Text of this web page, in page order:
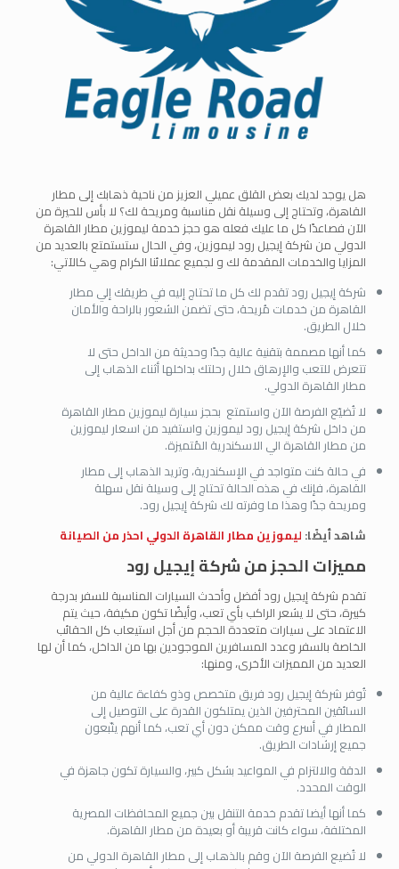
هل يوجد لديك بعض القلق عميلي العزيز من ناحية ذهابك إلى مطار
القاهرة، وتحتاج إلى وسيلة نقل مناسبة ومريحة لك؟ لا بأس للحيرة من
الآن فصاعدًا كل ما عليك فعله هو حجز خدمة ليموزين مطار القاهرة
الدولي من شركة إيجيل رود ليموزين، وفي الحال ستستمتع بالعديد من
المزايا والخدمات المقدمة لك و لجميع عملائنا الكرام وهي كالآتي:
شركة إيجيل رود تقدم لك كل ما تحتاج إليه في طريقك إلي مطار
القاهرة من خدمات مُريحة، حتى تضمن الشعور بالراحة والأمان
خلال الطريق.
كما أنها مصممة بتقنية عالية جدًا وحديثة من الداخل حتى لا
تتعرض للتعب والإرهاق خلال رحلتك بداخلها أثناء الذهاب إلى
مطار القاهرة الدولي.
لا تُضيّع الفرصة الآن واستمتع بحجز سيارة ليموزين مطار القاهرة
من داخل شركة إيجيل رود ليموزين واستفيد من اسعار ليموزين
من مطار القاهرة الي الاسكندرية المُتميزة.
في حالة كنت متواجد في الإسكندرية، وتريد الذهاب إلى مطار
القاهرة، فإنك في هذه الحالة تحتاج إلى وسيلة نقل سهلة
ومريحة جدًا وهذا ما وفرته لك شركة إيجيل رود.
شاهد أيضًا: ليموزين مطار القاهرة الدولي احذر من الصيانة
مميزات الحجز من شركة إيجيل رود
تقدم شركة إيجيل رود أفضل وأحدث السيارات المناسبة للسفر بدرجة
كبيرة، حتى لا يشعر الراكب بأي تعب، وأيضًا تكون مكيفة، حيث يتم
الاعتماد على سيارات متعددة الحجم من أجل استيعاب كل الحقائب
الخاصة بالسفر وعدد المسافرين الموجودين بها من الداخل، كما أن لها
العديد من المميزات الأخرى، ومنها:
تُوفر شركة إيجيل رود فريق متخصص وذو كفاءة عالية من
السائقين المحترفين الذين يمتلكون القدرة على التوصيل إلى
المطار في أسرع وقت ممكن دون أي تعب، كما أنهم يتّبعون
جميع إرشادات الطريق.
الدقة والالتزام في المواعيد بشكل كبير، والسيارة تكون جاهزة في
الوقت المحدد.
كما أنها أيضا تقدم خدمة التنقل بين جميع المحافظات المصرية
المختلفة، سواء كانت قريبة أو بعيدة من مطار القاهرة.
لا تُضيع الفرصة الآن وقم بالذهاب إلى مطار القاهرة الدولي من